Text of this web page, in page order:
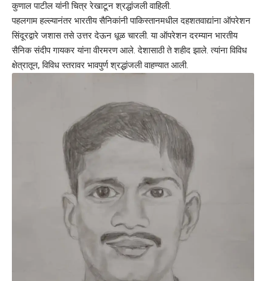
कुणाल पाटील यांनी चित्र रेखाटून श्रद्धांजली वाहिली.
पहलगाम हल्ल्यानंतर भारतीय सैनिकांनी पाकिस्तानमधील दहशतवाद्यांना ऑपरेशन
सिंदूरद्वारे जशास तसे उत्तर देऊन धूळ चारली. या ऑपरेशन दरम्यान भारतीय
सैनिक संदीप गायकर यांना वीरमरण आले. देशासाठी ते शहीद झाले. त्यांना विविध
क्षेत्रातून, विविध स्तरावर भावपुर्ण श्रद्धांजली वाहण्यात आली.